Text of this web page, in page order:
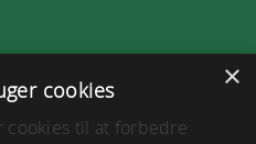
×
cookies
cookies til at forbedre